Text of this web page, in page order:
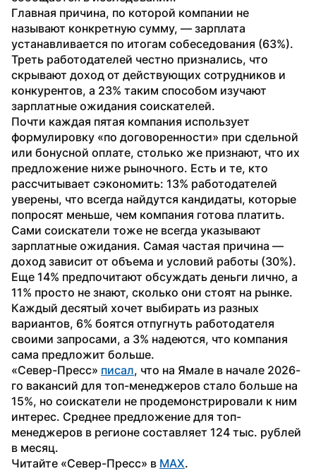
Главная причина, по которой компании не
называют конкретную сумму, — зарплата
устанавливается по итогам собеседования (63%).
Треть работодателей честно признались, что
скрывают доход от действующих сотрудников и
конкурентов, а 23% таким способом изучают
зарплатные ожидания соискателей.
Почти каждая пятая компания использует
формулировку «по договоренности» при сдельной
или бонусной оплате, столько же признают, что их
предложение ниже рыночного. Есть и те, кто
рассчитывает сэкономить: 13% работодателей
уверены, что всегда найдутся кандидаты, которые
попросят меньше, чем компания готова платить.
Сами соискатели тоже не всегда указывают
зарплатные ожидания. Самая частая причина —
доход зависит от объема и условий работы (30%).
Еще 14% предпочитают обсуждать деньги лично, а
11% просто не знают, сколько они стоят на рынке.
Каждый десятый хочет выбирать из разных
вариантов, 6% боятся отпугнуть работодателя
своими запросами, а 3% надеются, что компания
сама предложит больше.
«Север-Пресс» писал, что на Ямале в начале 2026-
го вакансий для топ-менеджеров стало больше на
15%, но соискатели не продемонстрировали к ним
интерес. Среднее предложение для топ-
менеджеров в регионе составляет 124 тыс. рублей
в месяц.
Читайте «Север-Пресс» в MAX.